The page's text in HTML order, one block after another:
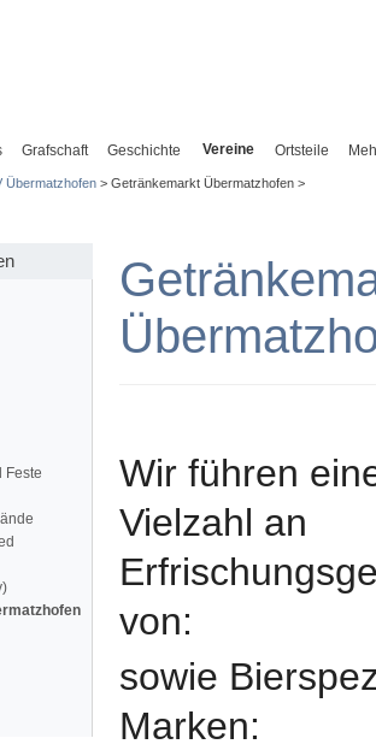
Grafschaft Geschichte Vereine Ortsteile
Übermatzhofen> Getränkemarkt Übermatzhofen >
Feste
Wir führen
Vielzahl an
von:
sowie
Marken: